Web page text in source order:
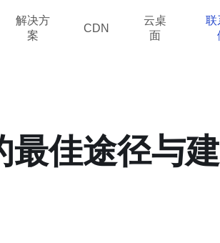
解决方
案
CDN
云桌
面
联
最佳途径与